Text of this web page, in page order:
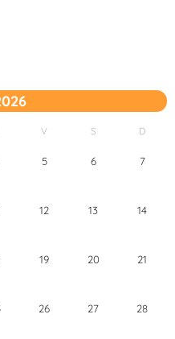
V S D
5 6 7
12 13 14
19 20 21
26 27 28